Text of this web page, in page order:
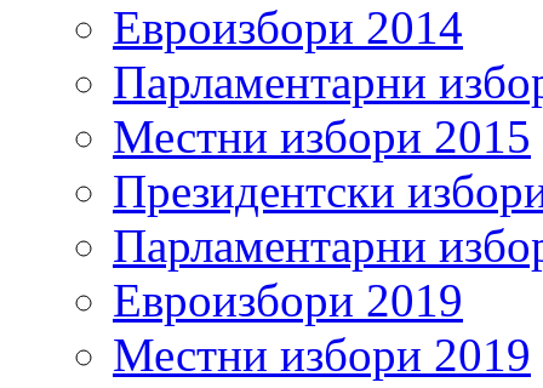
Евроизбори 2014
Парламентарни
Местни избори 2015
Президентски
Парламентарни
Евроизбори 2019
Местни избори 2019